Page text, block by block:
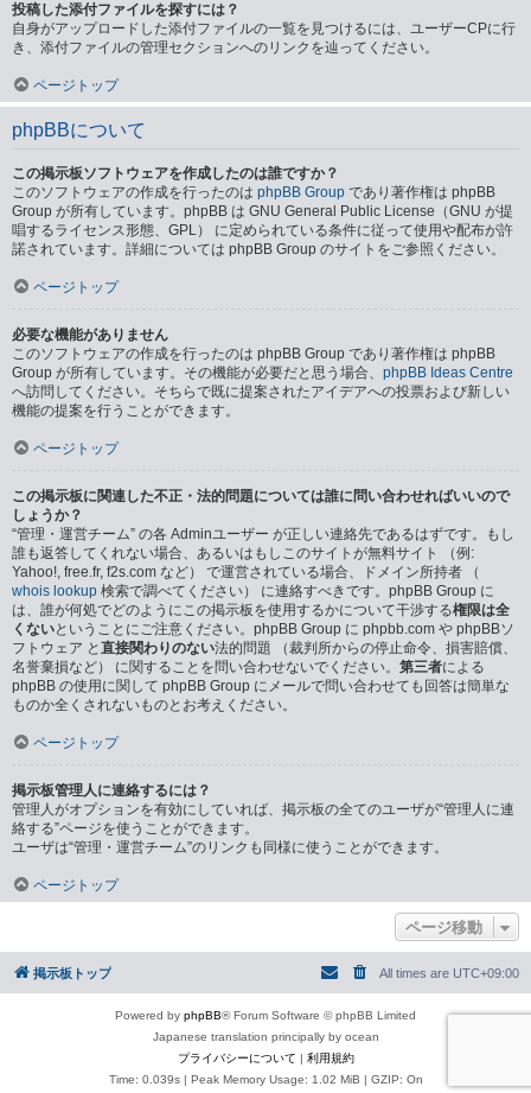
投稿した添付ファイルを探すには？
自身がアップロードした添付ファイルの一覧を見つけるには、ユーザーCPに行
き、添付ファイルの管理セクションへのリンクを辿ってください。
ページトップ
phpBBについて
この掲示板ソフトウェアを作成したのは誰ですか？
このソフトウェアの作成を行ったのは phpBB Group であり著作権は phpBB
Group が所有しています。phpBB は GNU General Public License（GNU が提
唱するライセンス形態、GPL） に定められている条件に従って使用や配布が許
諾されています。詳細については phpBB Group のサイトをご参照ください。
ページトップ
必要な機能がありません
このソフトウェアの作成を行ったのは phpBB Group であり著作権は phpBB
Group が所有しています。その機能が必要だと思う場合、 phpBB Ideas Centre
へ訪問してください。そちらで既に提案されたアイデアへの投票および新しい
機能の提案を行うことができます。
ページトップ
この掲示板に関連した不正・法的問題については誰に問い合わせればいいので
しょうか？
“管理・運営チーム” の各 Adminユーザー が正しい連絡先であるはずです。もし
誰も返答してくれない場合、あるいはもしこのサイトが無料サイト （例:
Yahoo!, free.fr, f2s.com など） で運営されている場合、ドメイン所持者 （
whois lookup 検索で調べてください） に連絡すべきです。phpBB Group に
は、誰が何処でどのようにこの掲示板を使用するかについて干渉する権限は全
くないということにご注意ください。phpBB Group に phpbb.com や phpBBソ
フトウェア と 直接関わりのない法的問題 （裁判所からの停止命令、損害賠償、
名誉棄損など） に関することを問い合わせないでください。 第三者による
phpBB の使用に関して phpBB Group にメールで問い合わせても回答は簡単な
ものか全くされないものとお考えください。
ページトップ
掲示板管理人に連絡するには？
管理人がオプションを有効にしていれば、掲示板の全てのユーザが“管理人に連
絡する”ページを使うことができます。
ユーザは“管理・運営チーム”のリンクも同様に使うことができます。
ページトップ
ページ移動
掲示板トップ All times are UTC+09:00
Powered by phpBB® Forum Software © phpBB Limited
Japanese translation principally by ocean
プライバシーについて | 利用規約
Time: 0.039s| Peak Memory Usage: 1.02 MiB | GZIP: On